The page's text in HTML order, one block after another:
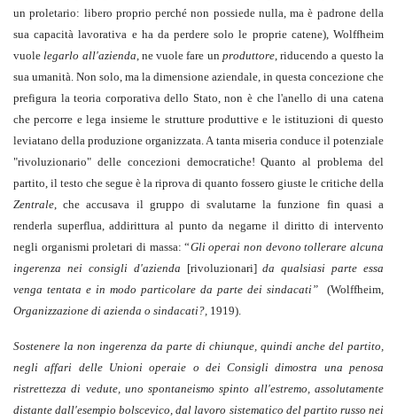
un proletario: libero proprio perché non possiede nulla, ma è padrone della
sua capacità lavorativa e ha da perdere solo le proprie catene), Wolffheim
vuolelegarlo all'azienda, ne vuole fare un produttore, riducendo a questo la
sua umanità. Non solo, ma la dimensione aziendale, in questa concezione che
prefigura la teoria corporativa dello Stato, non è che l'anello di una catena
che percorre e lega insieme le strutture produttive e le istituzioni di questo
leviatano della produzione organizzata. A tanta miseria conduce il potenziale
"rivoluzionario" delle concezioni democratiche! Quanto al problema del
partito, il testo che segue è la riprova di quanto fossero giuste le critiche della
Zentrale, che accusava il gruppo di svalutarne la funzione fin quasi a
renderla superflua, addirittura al punto da negarne il diritto di intervento
negli organismi proletari di massa: “Gli operai non devono tollerare alcuna
ingerenza nei consigli d'azienda [rivoluzionari]da qualsiasi parte essa
venga tentata e in modo particolare da parte dei sindacati”
(Wolffheim,
Organizzazione di azienda o sindacati?, 1919).
Sostenere la non ingerenza da parte di chiunque, quindi anche del partito,
negli affari delle Unioni operaie o dei Consigli dimostra una penosa
ristrettezza di vedute, uno spontaneismo spinto all'estremo, assolutamente
distante dall'esempio bolscevico, dal lavoro sistematico del partito russo nei